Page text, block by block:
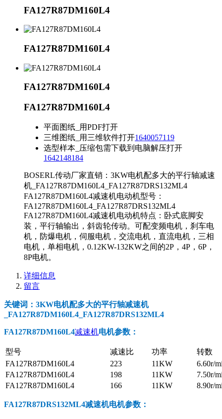
FA127R87DM160L4
FA127R87DM160L4
FA127R87DM160L4
FA127R87DM160L4
平面图纸_用PDF打开
三维图纸_用三维软件打开1640057119
选型样本_压缩包需下载到电脑解压打开
1642148184
BOSERL传动厂家直销：3KW电机配多大的平行轴减速
机_FA127R87DM160L4_FA127R87DRS132ML4
FA127R87DM160L4减速机电动机型号：
FA127R87DM160L4_FA127R87DRS132ML4
FA127R87DM160L4减速机电动机特点：卧式底脚安
装，平行轴输出，斜齿轮传动。可配变频电机，刹车电
机，防爆电机，伺服电机，交流电机，直流电机，三相
电机，单相电机，0.12KW-132KW之间的2P，4P，6P，
8P电机。
详细信息
留言
关键词：3KW电机配多大的平行轴减速机
_FA127R87DM160L4_FA127R87DRS132ML4
FA127R87DM160L4减速机电机参数 ：
型号 减速比 功率
转数
FA127R87DM160L4
223 11KW
6.60r/
FA127R87DM160L4
198 11KW
7.50r/
FA127R87DM160L4
166 11KW 8.90r/
FA127R87DRS132ML4减速机电机参数 ：